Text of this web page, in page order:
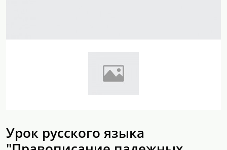
Урок русского языка